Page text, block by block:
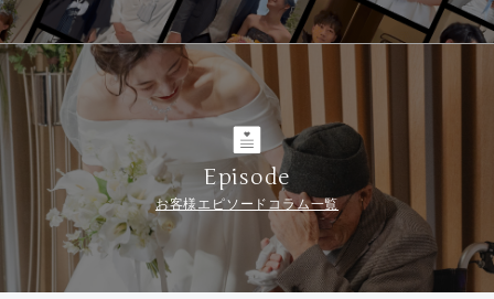
Episode
お客様エピソードコラム一覧